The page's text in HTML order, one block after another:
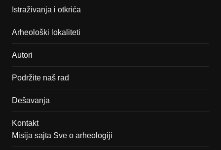
Istraživanja i otkrića
Arheološki lokaliteti
Autori
Podržite naš rad
Dešavanja
Kontakt
Misija sajta Sve o arheologiji